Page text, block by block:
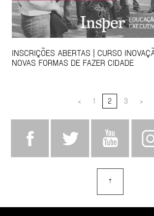
INSCRIÇÕES ABERTAS | CURSO
NOVAS FORMAS DE FAZER CIDADE
< 1 2 3 >
⇡